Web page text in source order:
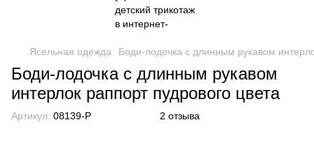
Ясельная одежда Боди-лодочка с длинным рукавом
Боди-лодочка с длинным рукавом
интерлок раппорт пудрового цвета
Артикул: 08139-P 2 отзыва